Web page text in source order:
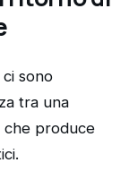
sono
tra una
che produce